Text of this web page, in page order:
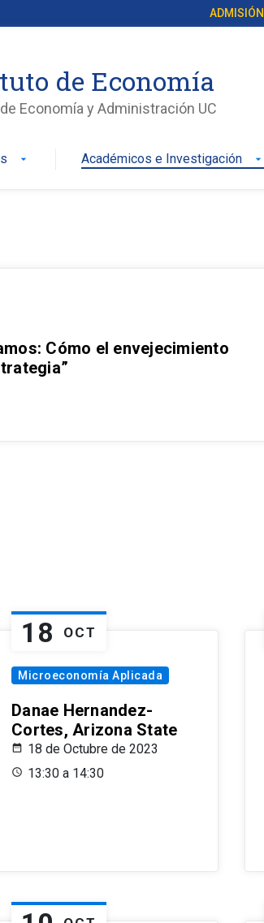
ADMISIÓN
de Economía
Economía y Administración UC
arrow_drop_down Académicos e Investigación arrow_drop_down
Cómo el envejecimiento
18 OCT
Microeconomía Aplicada
Danae Hernandez-
Cortes, Arizona State
18 de Octubre de 2023
13:30 a 14:30